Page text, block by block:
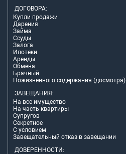
ДОГОВОРА:
Купли продажи
Дарения
Займа
Ссуды
Залога
Ипотеки
Аренды
Обмена
Брачный
Пожизненного содержания (досмотра)
ЗАВЕЩАНИЯ:
На все имущество
На часть квартиры
Супругов
Секретное
С условием
Завещательный отказ в завещании
ДОВЕРЕННОСТИ: